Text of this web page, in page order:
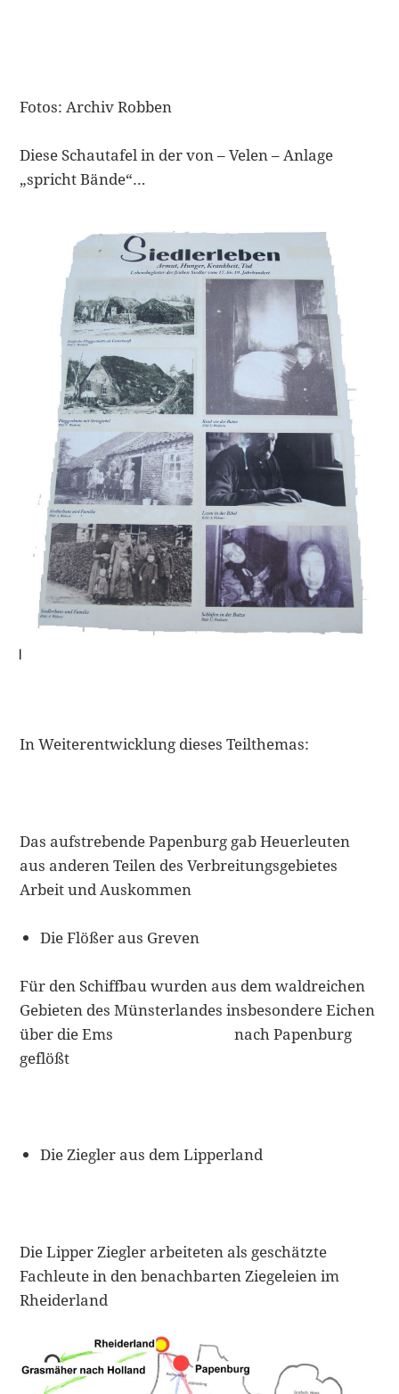
Fotos: Archiv Robben
Diese Schautafel in der von – Velen – Anlage
„spricht Bände“…
In Weiterentwicklung dieses Teilthemas:
Das aufstrebende Papenburg gab Heuerleuten
aus anderen Teilen des Verbreitungsgebietes
Arbeit und Auskommen
Die Flößer aus Greven
Für den Schiffbau wurden aus dem waldreichen
Gebieten des Münsterlandes insbesondere Eichen
über die Ems nach Papenburg
geflößt
Die Ziegler aus dem Lipperland
Die Lipper Ziegler arbeiteten als geschätzte
Fachleute in den benachbarten Ziegeleien im
Rheiderland